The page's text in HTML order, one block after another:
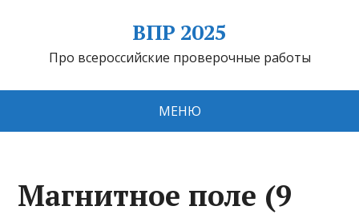
ВПР 2025
Про всероссийские проверочные работы
МЕНЮ
Магнитное поле (9